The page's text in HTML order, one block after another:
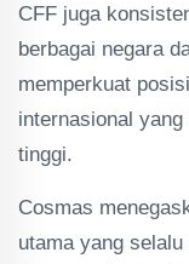
CFF juga
berbagai negara
memperkuat
internasional
tinggi.
Cosmas
utama yang